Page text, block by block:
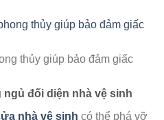
thủy giúp bảo đảm giấc
đối diện nhà vệ sinh
nhà vệ sinh có thể phá vỡ